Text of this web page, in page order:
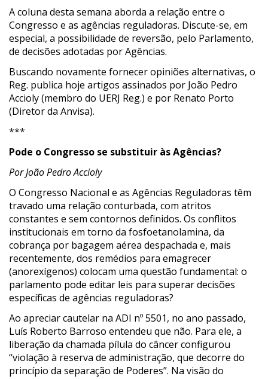
A coluna desta semana aborda a relação entre o
Congresso e as agências reguladoras. Discute-se, em
especial, a possibilidade de reversão, pelo Parlamento,
de decisões adotadas por Agências.
Buscando novamente fornecer opiniões alternativas, o
Reg. publica hoje artigos assinados por João Pedro
Accioly (membro do UERJ Reg.) e por Renato Porto
(Diretor da Anvisa).
***
Pode o Congresso se substituir às Agências?
Por João Pedro Accioly
O Congresso Nacional e as Agências Reguladoras têm
travado uma relação conturbada, com atritos
constantes e sem contornos definidos. Os conflitos
institucionais em torno da fosfoetanolamina, da
cobrança por bagagem aérea despachada e, mais
recentemente, dos remédios para emagrecer
(anorexígenos) colocam uma questão fundamental: o
parlamento pode editar leis para superar decisões
específicas de agências reguladoras?
Ao apreciar cautelar na ADI nº 5501, no ano passado,
Luís Roberto Barroso entendeu que não. Para ele, a
liberação da chamada pílula do câncer configurou
“violação à reserva de administração, que decorre do
princípio da separação de Poderes”. Na visão do